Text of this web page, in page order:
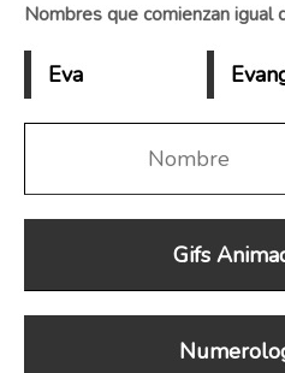
Nombres que comienzan igual
Eva
Gifs